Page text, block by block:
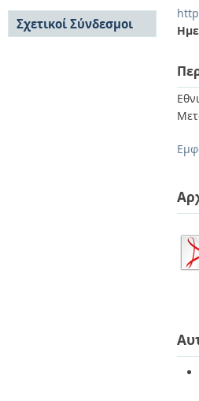
Συγγραφείς
Τίτλοι
Θέματα
Οδηγίες Υποβολής
Οδηγίες Χρήσης ΙΑ
Συχνές Ερωτήσεις
Σχετικοί Σύνδεσμοι